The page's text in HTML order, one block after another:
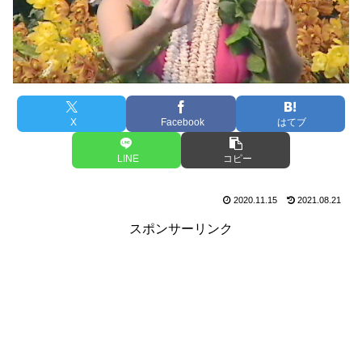
X Facebook はてブ
LINE コピー
2020.11.15 2021.08.21
スポンサーリンク